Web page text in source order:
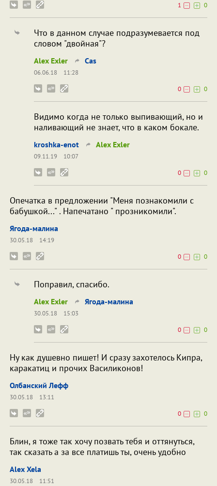
1
0
Что в данном случае подразумевается под
словом "двойная"?
Alex Exler Cas
06.06.18
11:28
0
0
Видимо когда не только выпивающий, но и
наливающий не знает, что в каком бокале.
kroshka-enot Alex Exler
09.11.19
10:07
0
0
Опечатка в предложении "Меня познакомили с
бабушкой..." . Напечатано " прозникомили".
Ягода-малина
30.05.18
14:19
0
0
Поправил, спасибо.
Alex Exler Ягода-малина
30.05.18
15:03
0
0
Ну как душевно пишет! И сразу захотелось Кипра,
каракатиц и прочих Василиконов!
Олбанский Лефф
30.05.18
13:11
0
0
Блин, я тоже так хочу позвать тебя и оттянуться,
так сказать а за все платишь ты, очень удобно
Alex Xela
30.05.18
11:51